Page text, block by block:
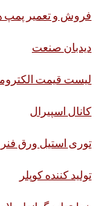
فروش و تعمیر پمپ
دیدبان صنعت
لیست قیمت
کانال اسپیرال
توری استیل ورق
تولید کننده کوپلر